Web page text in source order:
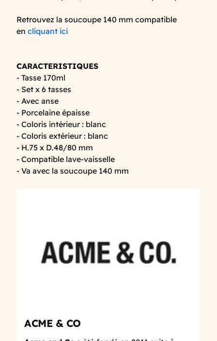
Retrouvez la soucoupe 140 mm compatible
en cliquant ici
CARACTERISTIQUES
- Tasse 170ml
- Set x 6 tasses
- Avec anse
- Porcelaine épaisse
- Coloris intérieur : blanc
- Coloris extérieur : blanc
- H.75 x D.48/80 mm
- Compatible lave-vaisselle
- Va avec la soucoupe 140 mm
ACME & CO